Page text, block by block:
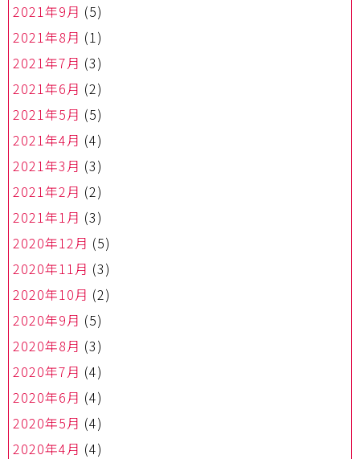
2021年9月 (5)
2021年8月 (1)
2021年7月 (3)
2021年6月 (2)
2021年5月 (5)
2021年4月 (4)
2021年3月 (3)
2021年2月 (2)
2021年1月 (3)
2020年12月 (5)
2020年11月 (3)
2020年10月 (2)
2020年9月 (5)
2020年8月 (3)
2020年7月 (4)
2020年6月 (4)
2020年5月 (4)
2020年4月 (4)